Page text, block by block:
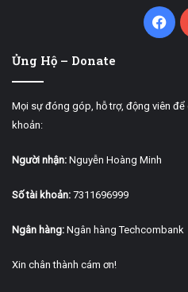
Ủng Hộ – Donate
Mọi sự đóng góp, hỗ trợ, động viên
khoản:
Người nhận: Nguyễn Hoàng Minh
Số tài khoản: 7311696999
Ngân hàng: Ngân hàng Techcombank
Xin chân thành cám ơn!